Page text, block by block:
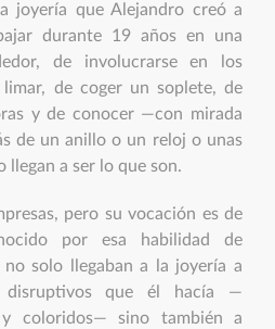
joyería que Alejandro creó a
durante 19 años en una
de involucrarse en los
de coger un soplete, de
y de conocer —con mirada
de un anillo o un reloj o unas
llegan a ser lo que son.
pero su vocación es de
por esa habilidad de
no solo llegaban a la joyería a
disruptivos que él hacía —
y coloridos— sino también a